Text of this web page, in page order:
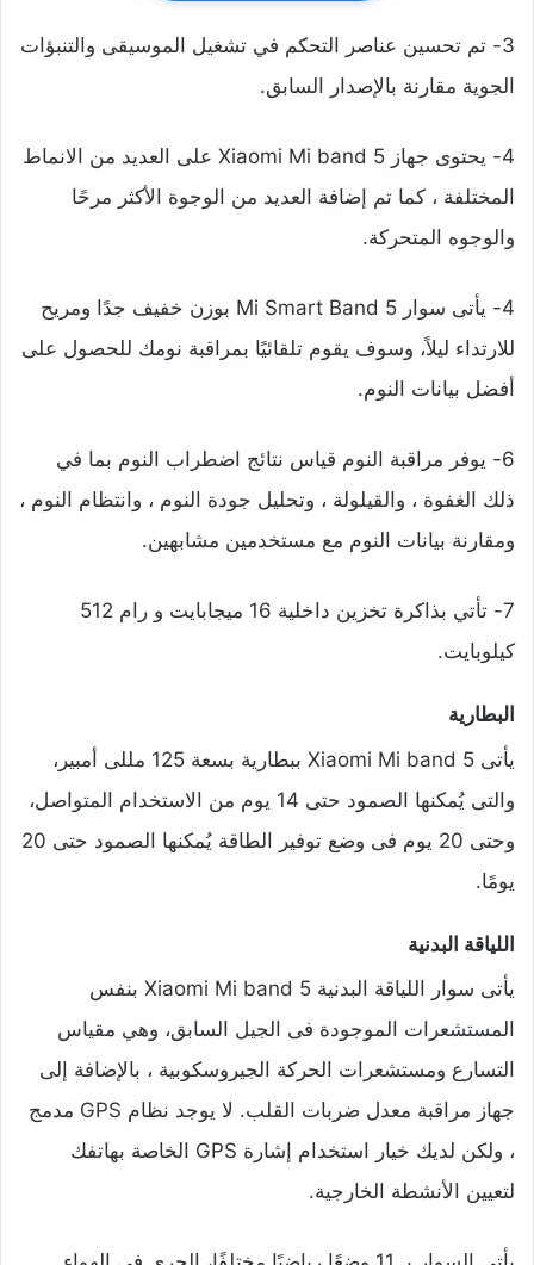
3- تم تحسين عناصر التحكم في تشغيل الموسيقى والتنبؤات
الجوية مقارنة بالإصدار السابق.
4- يحتوى جهاز Xiaomi Mi band 5 على العديد من الانماط
المختلفة ، كما تم إضافة العديد من الوجوة الأكثر مرحًا
والوجوه المتحركة.
4- يأتى سوار Mi Smart Band 5 بوزن خفيف جدًا ومريح
للارتداء ليلاً، وسوف يقوم تلقائيًا بمراقبة نومك للحصول على
أفضل بيانات النوم.
6- يوفر مراقبة النوم قياس نتائج اضطراب النوم بما في
ذلك الغفوة ، والقيلولة ، وتحليل جودة النوم ، وانتظام النوم ،
ومقارنة بيانات النوم مع مستخدمين مشابهين.
7- تأتي بذاكرة تخزين داخلية 16 ميجابايت و رام 512
كيلوبايت.
البطارية
يأتى Xiaomi Mi band 5 ببطارية بسعة 125 مللى أمبير،
والتى يُمكنها الصمود حتى 14 يوم من الاستخدام المتواصل،
وحتى 20 يوم فى وضع توفير الطاقة يُمكنها الصمود حتى 20
يومًا.
اللياقة البدنية
يأتى سوار اللياقة البدنية Xiaomi Mi band 5 بنفس
المستشعرات الموجودة فى الجيل السابق، وهي مقياس
التسارع ومستشعرات الحركة الجيروسكوبية ، بالإضافة إلى
جهاز مراقبة معدل ضربات القلب. لا يوجد نظام GPS مدمج
، ولكن لديك خيار استخدام إشارة GPS الخاصة بهاتفك
لتعيين الأنشطة الخارجية.